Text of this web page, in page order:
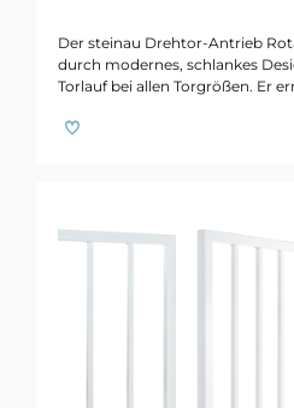
Der steinau Drehtor-Antrieb
durch modernes, schlankes
Torlauf bei allen Torgrößen. Er